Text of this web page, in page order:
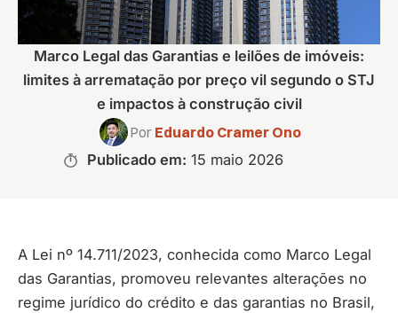
Marco Legal das Garantias e leilões de imóveis:
limites à arrematação por preço vil segundo o STJ
e impactos à construção civil
Por Eduardo Cramer Ono
Publicado em: 15 maio 2026
A Lei nº 14.711/2023, conhecida como Marco Legal
das Garantias, promoveu relevantes alterações no
regime jurídico do crédito e das garantias no Brasil,